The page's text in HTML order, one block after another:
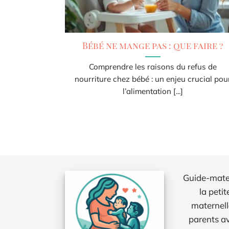
Bébé ne mange pas : que faire ?
Comprendre les raisons du refus de
nourriture chez bébé : un enjeu crucial
l’alimentation [...]
Guide-
la
parents